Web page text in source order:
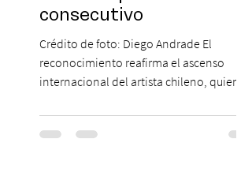
consecutivo
Crédito de foto: Diego Andrade El
reconocimiento reafirma el ascenso
internacional del artista chileno, quien
en la escena global. MIAMI, FL (3 de agosto
de 2026) — FloyyMenor ha sido